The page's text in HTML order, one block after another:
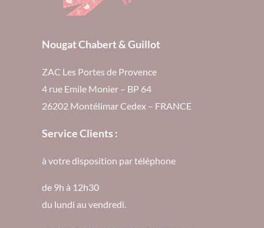
Nougat Chabert & Guillot
ZAC Les Portes de Provence
4 rue Emile Monier – BP 64
26202 Montélimar Cedex – FRANCE
Service Clients :
à votre disposition par téléphone
de 9h à 12h30
du lundi au vendredi.